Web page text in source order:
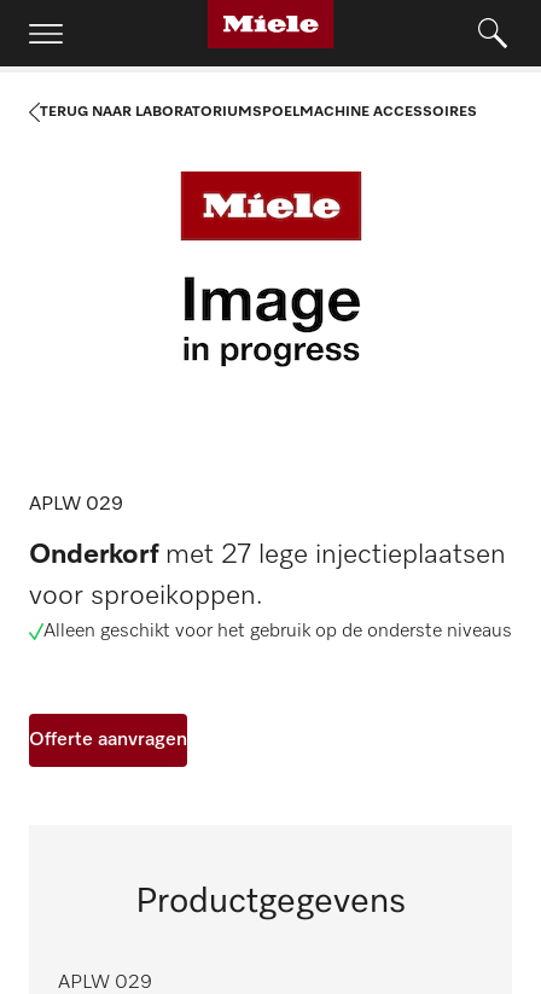
TERUG NAAR LABORATORIUMSPOELMACHINE ACCESSOIRES
APLW 029
Onderkorfmet 27 lege injectieplaatsen
voor sproeikoppen.
Alleen geschikt voor het gebruik op de onderste niveaus
Offerte aanvragen
Productgegevens
APLW 029